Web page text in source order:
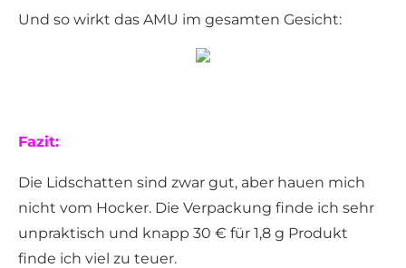
Und so wirkt das AMU im gesamten Gesicht:
Fazit:
Die Lidschatten sind zwar gut, aber hauen mich
nicht vom Hocker. Die Verpackung finde ich sehr
unpraktisch und knapp 30 € für 1,8 g Produkt
finde ich viel zu teuer.